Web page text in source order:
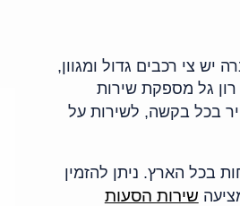
צי רכבים גדול ומגוון,
גל מספקת שירות
בכל בקשה, לשירות על
שירות הסעות